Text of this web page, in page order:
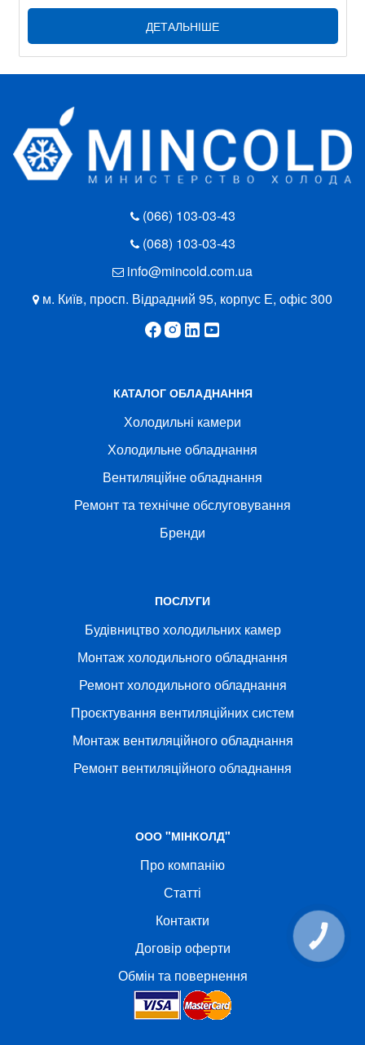
ДЕТАЛЬНІШЕ
(066) 103-03-43
(068) 103-03-43
info@mincold.com.ua
м. Київ, просп. Відрадний 95, корпус Е, офіс 300
КАТАЛОГ ОБЛАДНАННЯ
Холодильні камери
Холодильне обладнання
Вентиляційне обладнання
Ремонт та технічне обслуговування
Бренди
ПОСЛУГИ
Будівництво холодильних камер
Монтаж холодильного обладнання
Ремонт холодильного обладнання
Проєктування вентиляційних систем
Монтаж вентиляційного обладнання
Ремонт вентиляційного обладнання
ООО "МІНКОЛД"
Про компанію
Статті
Контакти
Договір оферти
Обмін та повернення
КНОПКА
СВЯЗИ